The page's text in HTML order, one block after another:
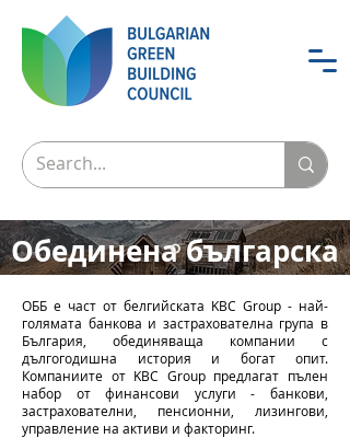
Обединена българска
Част от KBC group
ОББ е част от белгийската KBC Group - най-
голямата банкова и застрахователна група в
България, обединяваща компании с
дългогодишна история и богат опит.
Компаниите от KBC Group предлагат пълен
набор от финансови услуги - банкови,
застрахователни, пенсионни, лизингови,
управление на активи и факторинг.